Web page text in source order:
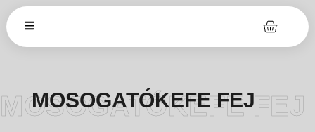
MOSOGATÓKEFE FEJ
MOSOGATÓKEFE FEJ